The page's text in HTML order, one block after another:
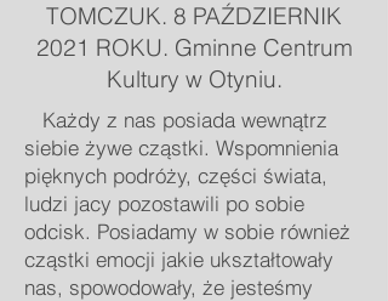
TOMCZUK. 8 PAŹDZIERNIK
2021 ROKU. Gminne Centrum
Kultury w Otyniu.
Każdy z nas posiada wewnątrz
siebie żywe cząstki. Wspomnienia
pięknych podróży, części świata,
ludzi jacy pozostawili po sobie
odcisk. Posiadamy w sobie również
cząstki emocji jakie ukształtowały
nas, spowodowały, że jesteśmy